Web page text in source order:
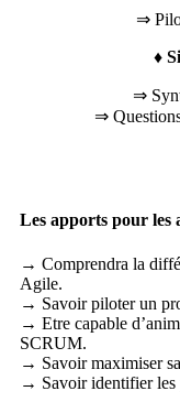
⇒
♦
⇒
⇒
Les apports pour les
→ Comprendra la
Agile.
→ Savoir piloter un
→ Etre capable
SCRUM.
→ Savoir maximiser
→ Savoir identifier les